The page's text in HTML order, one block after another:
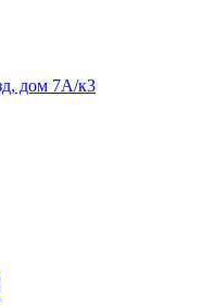
дом 7А/к3